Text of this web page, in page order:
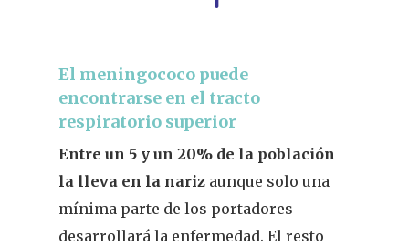
El meningococo puede
encontrarse en el tracto
respiratorio superior
Entre un 5 y un 20% de la población
la lleva en la nariz aunque solo una
mínima parte de los portadores
desarrollará la enfermedad. El resto